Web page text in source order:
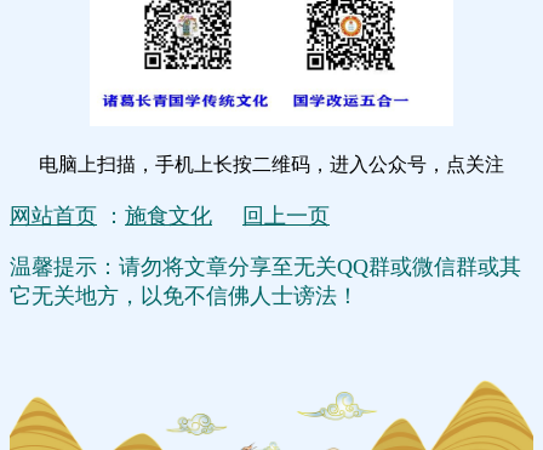
电脑上扫描，手机上长按二维码，进入公众号，点关注
网站首页 ： 施食文化 回上一页
温馨提示：请勿将文章分享至无关QQ群或微信群或其
它无关地方，以免不信佛人士谤法！